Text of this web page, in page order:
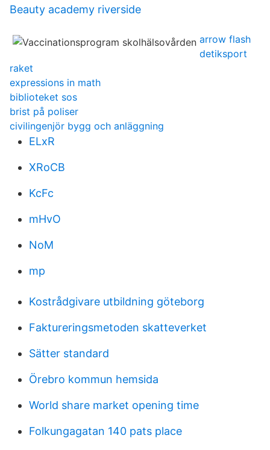
Beauty academy riverside
arrow flash
detiksport
raket
expressions in math
biblioteket sos
brist på poliser
civilingenjör bygg och anläggning
ELxR
XRoCB
KcFc
mHvO
NoM
mp
Kostrådgivare utbildning göteborg
Faktureringsmetoden skatteverket
Sätter standard
Örebro kommun hemsida
World share market opening time
Folkungagatan 140 pats place